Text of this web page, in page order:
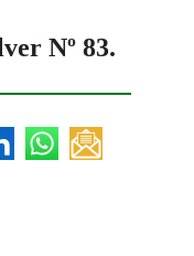
Nº 83.